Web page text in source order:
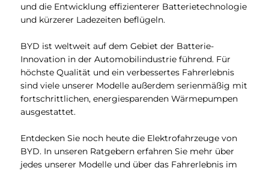
und die Entwicklung effizienterer Batterietechnologie
und kürzerer Ladezeiten beflügeln.
BYD ist weltweit auf dem Gebiet der Batterie-
Innovation in der Automobilindustrie führend. Für
höchste Qualität und ein verbessertes Fahrerlebnis
sind viele unserer Modelle außerdem serienmäßig mit
fortschrittlichen, energiesparenden Wärmepumpen
ausgestattet.
Entdecken Sie noch heute die Elektrofahrzeuge von
BYD. In unseren Ratgebern erfahren Sie mehr über
jedes unserer Modelle und über das Fahrerlebnis im